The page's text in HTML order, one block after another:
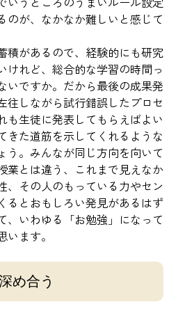
のが、なかなか難しいと感じて
積があるので、経験的にも研究
けれど、総合的な学習の時間っ
いですか。だから最後の成果発
往しながら試行錯誤したプロセ
も生徒に発表してもらえばよい
きた道筋を示してくれるような
う。みんなが同じ方向を向いて
業とは違う、これまで見えなか
、その人のもっている力やセン
るとおもしろい発見があるはず
、いわゆる「お勉強」になって
ます。
め合う